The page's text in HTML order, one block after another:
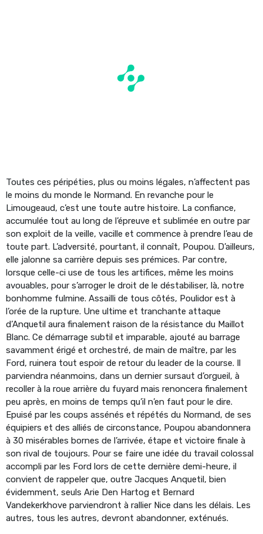
Toutes ces péripéties, plus ou moins légales, n’affectent pas
le moins du monde le Normand. En revanche pour le
Limougeaud, c’est une toute autre histoire. La confiance,
accumulée tout au long de l’épreuve et sublimée en outre par
son exploit de la veille, vacille et commence à prendre l’eau de
toute part. L’adversité, pourtant, il connaît, Poupou. D’ailleurs,
elle jalonne sa carrière depuis ses prémices. Par contre,
lorsque celle-ci use de tous les artifices, même les moins
avouables, pour s’arroger le droit de le déstabiliser, là, notre
bonhomme fulmine. Assailli de tous côtés, Poulidor est à
l’orée de la rupture. Une ultime et tranchante attaque
d’Anquetil aura finalement raison de la résistance du Maillot
Blanc. Ce démarrage subtil et imparable, ajouté au barrage
savamment érigé et orchestré, de main de maître, par les
Ford, ruinera tout espoir de retour du leader de la course. Il
parviendra néanmoins, dans un dernier sursaut d’orgueil, à
recoller à la roue arrière du fuyard mais renoncera finalement
peu après, en moins de temps qu’il n’en faut pour le dire.
Epuisé par les coups assénés et répétés du Normand, de ses
équipiers et des alliés de circonstance, Poupou abandonnera
à 30 misérables bornes de l’arrivée, étape et victoire finale à
son rival de toujours. Pour se faire une idée du travail colossal
accompli par les Ford lors de cette dernière demi-heure, il
convient de rappeler que, outre Jacques Anquetil, bien
évidemment, seuls Arie Den Hartog et Bernard
Vandekerkhove parviendront à rallier Nice dans les délais. Les
autres, tous les autres, devront abandonner, exténués.